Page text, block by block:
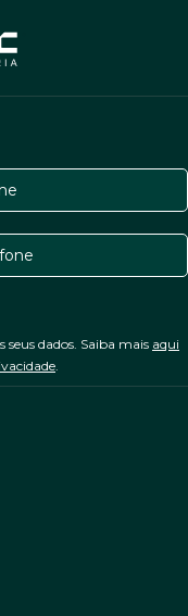
seus dados. Saiba mais aqui